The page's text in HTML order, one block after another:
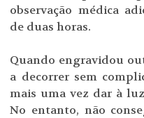
observação médica
de duas horas.
Quando engravidou
a decorrer sem
mais uma vez dar à
No entanto, não